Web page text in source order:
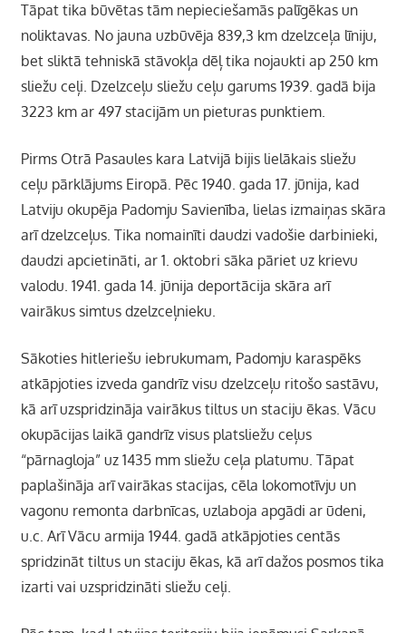
Tāpat tika būvētas tām nepieciešamās palīgēkas un
noliktavas. No jauna uzbūvēja 839,3 km dzelzceļa līniju,
bet sliktā tehniskā stāvokļa dēļ tika nojaukti ap 250 km
sliežu ceļi. Dzelzceļu sliežu ceļu garums 1939. gadā bija
3223 km ar 497 stacijām un pieturas punktiem.
Pirms Otrā Pasaules kara Latvijā bijis lielākais sliežu
ceļu pārklājums Eiropā. Pēc 1940. gada 17. jūnija, kad
Latviju okupēja Padomju Savienība, lielas izmaiņas skāra
arī dzelzceļus. Tika nomainīti daudzi vadošie darbinieki,
daudzi apcietināti, ar 1. oktobri sāka pāriet uz krievu
valodu. 1941. gada 14. jūnija deportācija skāra arī
vairākus simtus dzelzceļnieku.
Sākoties hitleriešu iebrukumam, Padomju karaspēks
atkāpjoties izveda gandrīz visu dzelzceļu ritošo sastāvu,
kā arī uzspridzināja vairākus tiltus un staciju ēkas. Vācu
okupācijas laikā gandrīz visus platsliežu ceļus
“pārnagloja” uz 1435 mm sliežu ceļa platumu. Tāpat
paplašināja arī vairākas stacijas, cēla lokomotīvju un
vagonu remonta darbnīcas, uzlaboja apgādi ar ūdeni,
u.c. Arī Vācu armija 1944. gadā atkāpjoties centās
spridzināt tiltus un staciju ēkas, kā arī dažos posmos tika
izarti vai uzspridzināti sliežu ceļi.